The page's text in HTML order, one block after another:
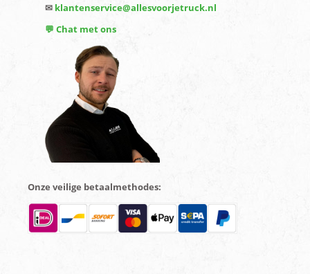
✉ klantenservice@allesvoorjetruck.nl
💬 Chat met ons
Onze veilige betaalmethodes: